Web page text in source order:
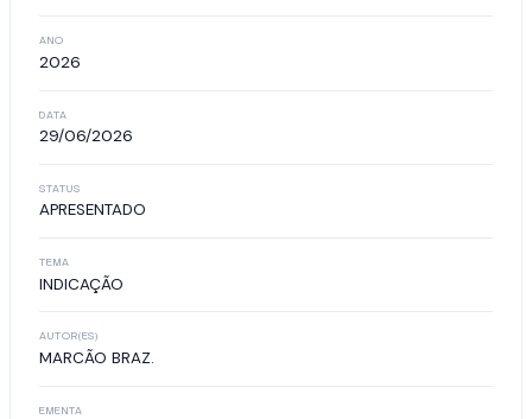
ANO
2026
DATA
29/06/2026
STATUS
APRESENTADO
TEMA
INDICAÇÃO
AUTOR(ES)
MARCÃO BRAZ.
EMENTA